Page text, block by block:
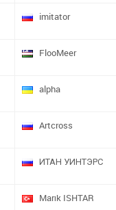
imitator
FlooMeer
alpha
Artcross
ИТАН УИНТЭРС
Marık ISHTAR